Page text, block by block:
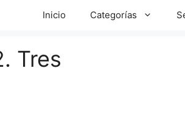
Inicio Categorías
Tres